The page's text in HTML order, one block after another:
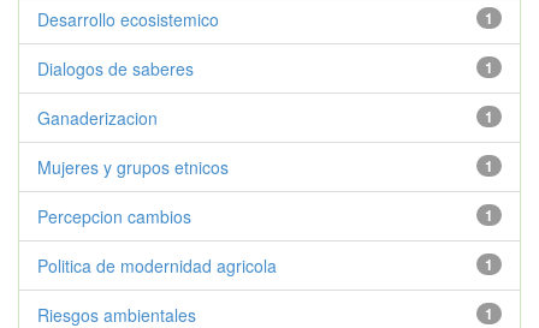
1
Desarrollo ecosistemico
1
Dialogos de saberes
1
Ganaderizacion
1
Mujeres y grupos etnicos
1
Percepcion cambios
1
Politica de modernidad agricola
1
Riesgos ambientales